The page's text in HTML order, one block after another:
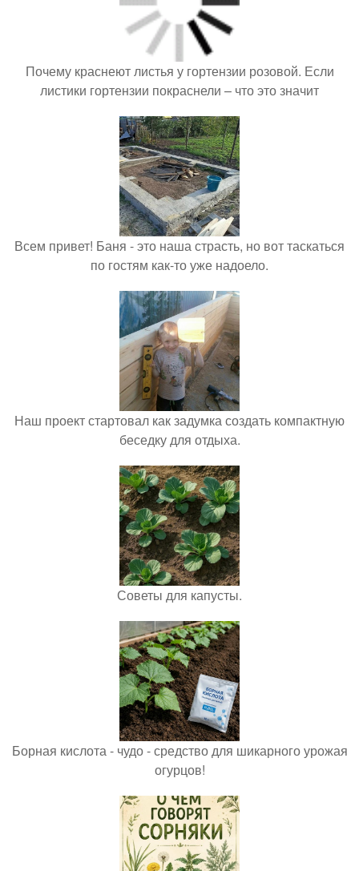
Почему краснеют листья у гортензии розовой. Если
листики гортензии покраснели – что это значит
Всем привет! Баня - это наша страсть, но вот таскаться
по гостям как-то уже надоело.
Наш проект стартовал как задумка создать компактную
беседку для отдыха.
Советы для капусты.
Борная кислота - чудо - средство для шикарного урожая
огурцов!